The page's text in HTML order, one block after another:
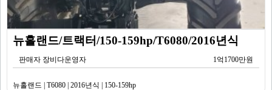
뉴홀랜드/트랙터/150-159hp/T6080/2016년식
판매자 장비다운영자 1억1700만원
뉴홀랜드 | T6080 | 2016년식 | 150-159hp